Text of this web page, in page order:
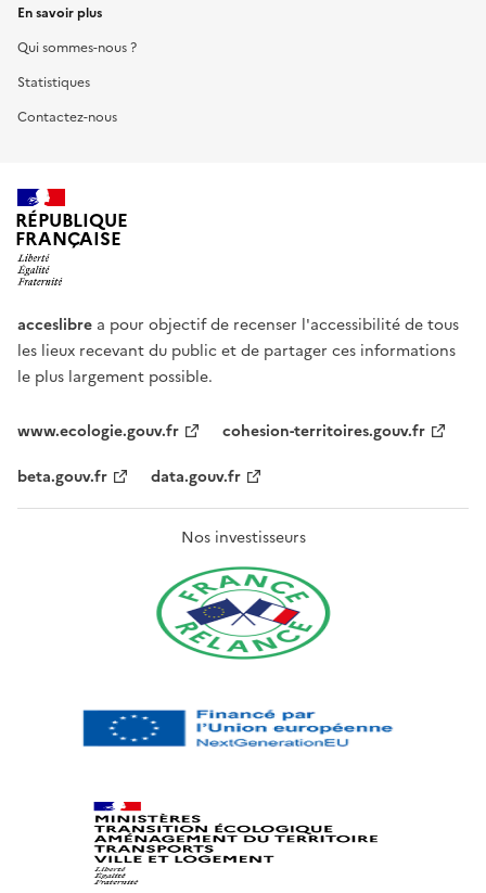
En savoir plus
Qui sommes-nous ?
Statistiques
Contactez-nous
RÉPUBLIQUE
FRANÇAISE
acceslibre a pour objectif de recenser l'accessibilité de tous
les lieux recevant du public et de partager ces informations
le plus largement possible.
www.ecologie.gouv.fr
cohesion-territoires.gouv.fr
beta.gouv.fr
data.gouv.fr
Nos investisseurs